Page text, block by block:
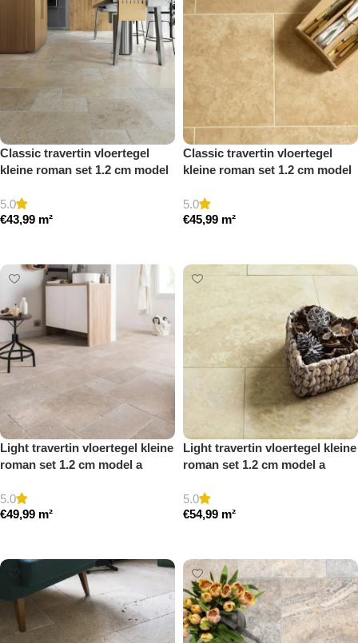
Classic travertin vloertegel
kleine roman set 1.2 cm model
5.0
€43,99 m²
Classic travertin vloertegel
kleine roman set 1.2 cm model
5.0
€45,99 m²
Light travertin vloertegel kleine
roman set 1.2 cm model a
5.0
€49,99 m²
Light travertin vloertegel kleine
roman set 1.2 cm model a
5.0
€54,99 m²